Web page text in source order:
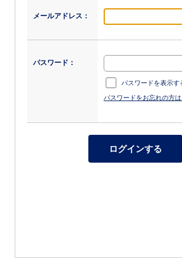
メールアドレス：
パスワード：
パスワードを表示す
パスワードをお忘れの方